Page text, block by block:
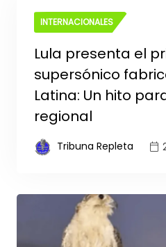
INTERNACIONALES
Lula presenta el
supersónico
Latina: Un hito
regional
Tribuna Repleta